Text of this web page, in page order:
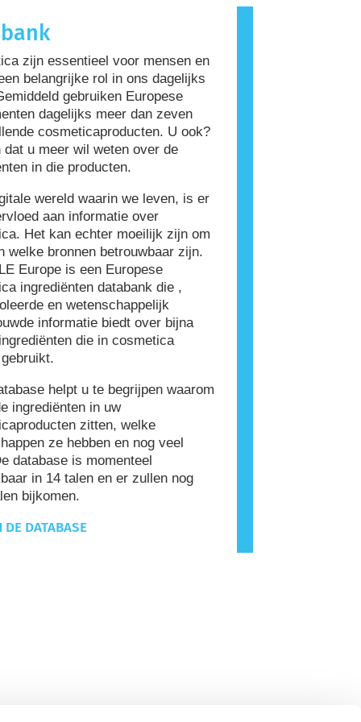
wordt een allergeen
Cosmetica en verzorgingsproducten
allergeen zijn. Dit betekent
product niet veilig is voor anderen
zijn essentieel voor mensen en
belangrijke rol in ons dagelijks
gebruiken Europese
dagelijks meer dan zeven
cosmeticaproducten. U ook?
dat u meer wil weten over de
in die producten.
wereld waarin we leven, is er
aan informatie over
Het kan echter moeilijk zijn om
welke bronnen betrouwbaar zijn.
Europe is een Europese
ingrediënten databank die ,
en wetenschappelijk
informatie biedt over bijna
die in cosmetica
helpt u te begrijpen waarom
ingrediënten in uw
zitten, welke
ze hebben en nog veel
database is momenteel
in 14 talen en er zullen nog
bijkomen.
DE DATABASE